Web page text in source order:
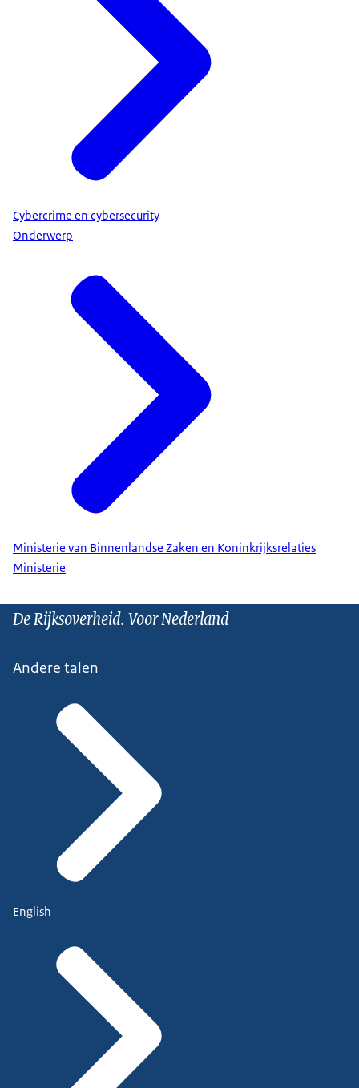
Cybercrime en cybersecurity
Onderwerp
Ministerie van Binnenlandse Zaken en Koninkrijksrelaties
Ministerie
De Rijksoverheid. Voor Nederland
Andere talen
English